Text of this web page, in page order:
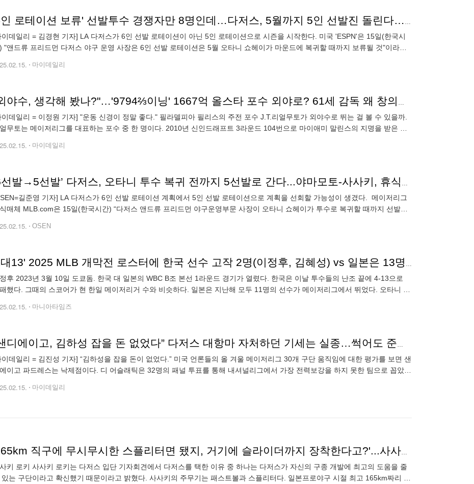
'6인 로테이션 보류' 선발투수 경쟁자만 8명인데…다저스, 5월까지 5인 선발진 돌린다…왜?
이데일리 = 김경현 기자] LA 다저스가 6인 선발 로테이션이 아닌 5인 로테이션으로 시즌을 시작한다. 미국 'ESPN'은 15일(한국시
"앤드류 프리드먼 다저스 야구 운영 사장은 6인 선발 로테이션은 5월 오타니 쇼헤이가 마운드에 복귀할 때까지 보류될 것"이라고
마이데일리
"외야수, 생각해 봤나?"…'9794⅔이닝' 1667억 올스타 포수 외야로? 61세 감독 왜 창의적인 아이디어 떠올렸나
이데일리 = 이정원 기자] "운동 신경이 정말 좋다." 필라델피아 필리스의 주전 포수 J.T.리얼무토가 외야수로 뛰는 걸 볼 수 있을까.
무토는 메이저리그를 대표하는 포수 중 한 명이다. 2010년 신인드래프트 3라운드 104번으로 마이애미 말린스의 지명을 받은 리
마이데일리
‘6선발→5선발’ 다저스, 오타니 투수 복귀 전까지 5선발로 간다...야마모토-사사키, 휴식일 괜찮나
길준영 기자] LA 다저스가 6인 선발 로테이션 계획에서 5인 선발 로테이션으로 계획을 선회할 가능성이 생겼다. 메이저리그
매체 MLB.com은 15일(한국시간) “다저스 앤드류 프리드먼 야구운영부문 사장이 오타니 쇼헤이가 투수로 복귀할 때까지 선발투
OSEN
'2대13' 2025 MLB 개막전 로스터에 한국 선수 고작 2명(이정후, 김혜성) vs 일본은 13명 예상...한국 2023 WBC서 일본에 4대13으로 참패
후 2023년 3월 10일 도쿄돔. 한국 대 일본의 WBC B조 본선 1라운드 경기가 열렸다. 한국은 이날 투수들의 난조 끝에 4-13으로
했다. 그때의 스코어가 현 한일 메이저리거 수와 비슷하다. 일본은 지난해 모두 11명의 선수가 메이저리그에서 뛰었다. 오타니 쇼
마니아타임즈
“샌디에이고, 김하성 잡을 돈 없었다” 다저스 대항마 자처하던 기세는 실종…썩어도 준치? 그래도 탑10
이데일리 = 김진성 기자] “김하성을 잡을 돈이 없었다.” 미국 언론들의 올 겨울 메이저리그 30개 구단 움직임에 대한 평가를 보면 샌
이고 파드레스는 낙제점이다. 디 어슬래틱은 32명의 패널 투표를 통해 내셔널리그에서 가장 전력보강을 하지 못한 팀으로 꼽았
마이데일리
'165km 직구에 무시무시한 스플리터면 됐지, 거기에 슬라이더까지 장착한다고?'...사사키 "레퍼토리 확장할 것" 공언
키 로키 사사키 로키는 다저스 입단 기자회견에서 다저스를 택한 이유 중 하나는 다저스가 자신의 구종 개발에 최고의 도움을 줄
있는 구단이라고 확신했기 때문이라고 밝혔다. 사사키의 주무기는 패스트볼과 스플리터다. 일본프로야구 시절 최고 165km짜리 강